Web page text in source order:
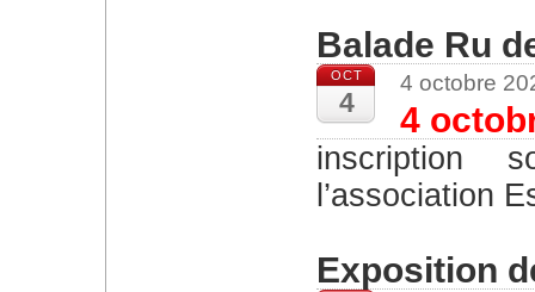
Balade Ru
OCT
4
4 octobre
4
inscription souhaitée sur le site de
l’association
Exposition